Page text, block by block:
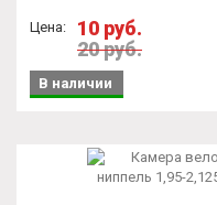
Цена:
10 руб.
20 руб.
В наличии